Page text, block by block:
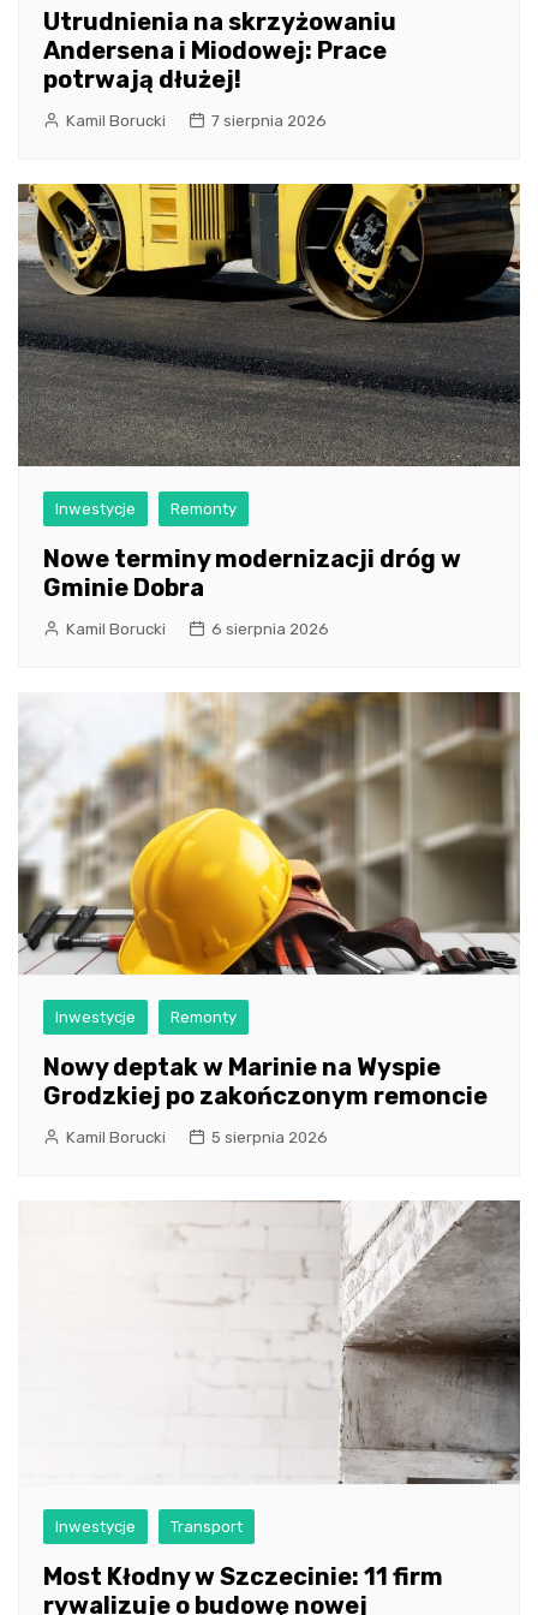
Utrudnienia na skrzyżowaniu
Andersena i Miodowej: Prace
potrwają dłużej!
Kamil Borucki 7 sierpnia 2026
Inwestycje Remonty
Nowe terminy modernizacji dróg w
Gminie Dobra
Kamil Borucki 6 sierpnia 2026
Inwestycje Remonty
Nowy deptak w Marinie na Wyspie
Grodzkiej po zakończonym remoncie
Kamil Borucki 5 sierpnia 2026
Inwestycje Transport
Most Kłodny w Szczecinie: 11 firm
rywalizuje o budowę nowej